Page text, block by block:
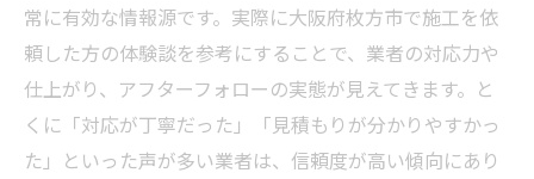
常に有効な情報源です。実際に大阪府枚方市で施工を依
頼した方の体験談を参考にすることで、業者の対応力や
仕上がり、アフターフォローの実態が見えてきます。と
くに「対応が丁寧だった」「見積もりが分かりやすかっ
た」といった声が多い業者は、信頼度が高い傾向にあり